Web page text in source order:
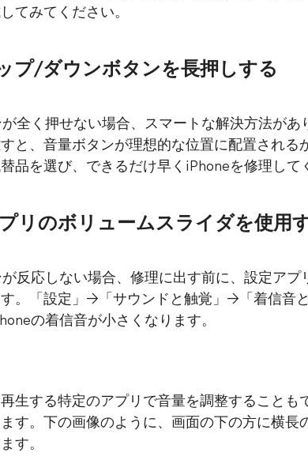
てみてください。
プ/ダウンボタンを長押しする
全く押せない場合、スマートな解決方法が
と、音量ボタンが理想的な位置に配置される
品を選び、できるだけ早くiPhoneを修理して
リのボリュームスライダを使用
反応しない場合、修理に出す前に、設定ア
。「設定」→「サウンドと触覚」→「着信音
の着信音が小さくなります。
生する特定のアプリで音量を調整すること
す。下の画像のように、画面の下の方に横
す。